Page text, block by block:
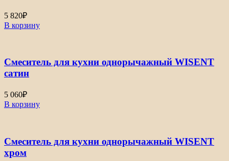
5 820₽
В корзину
Смеситель для кухни однорычажный WISENT
сатин
5 060₽
В корзину
Смеситель для кухни однорычажный WISENT
хром